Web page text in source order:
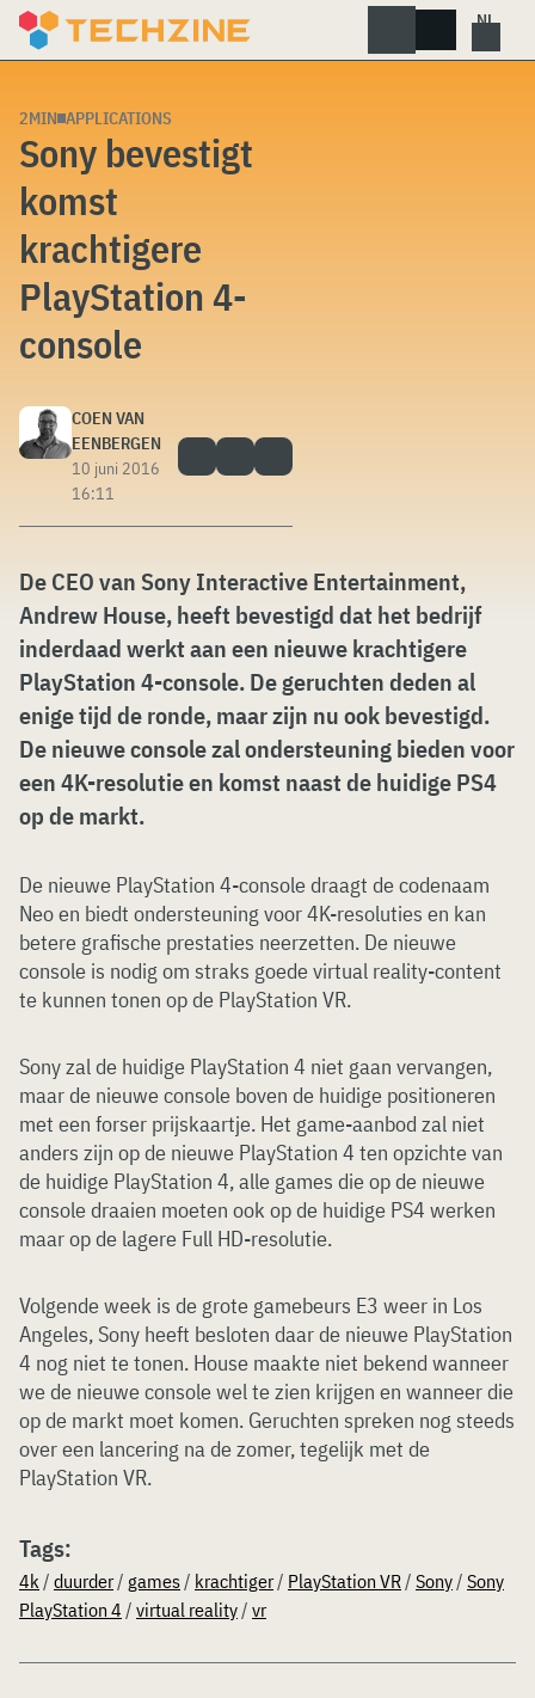
Skip
2MIN APPLICATIONS
Sony bevestigt
komst
krachtigere
PlayStation 4-
console
COEN VAN
EENBERGEN
10 juni 2016
16:11
De CEO van Sony Interactive Entertainment,
Andrew House, heeft bevestigd dat het bedrijf
inderdaad werkt aan een nieuwe krachtigere
PlayStation 4-console. De geruchten deden al
enige tijd de ronde, maar zijn nu ook bevestigd.
De nieuwe console zal ondersteuning bieden voor
een 4K-resolutie en komst naast de huidige PS4
op de markt.
De nieuwe PlayStation 4-console draagt de codenaam
Neo en biedt ondersteuning voor 4K-resoluties en kan
betere grafische prestaties neerzetten. De nieuwe
console is nodig om straks goede virtual reality-content
te kunnen tonen op de PlayStation VR.
Sony zal de huidige PlayStation 4 niet gaan vervangen,
maar de nieuwe console boven de huidige positioneren
met een forser prijskaartje. Het game-aanbod zal niet
anders zijn op de nieuwe PlayStation 4 ten opzichte van
de huidige PlayStation 4, alle games die op de nieuwe
console draaien moeten ook op de huidige PS4 werken
maar op de lagere Full HD-resolutie.
Volgende week is de grote gamebeurs E3 weer in Los
Angeles, Sony heeft besloten daar de nieuwe PlayStation
4 nog niet te tonen. House maakte niet bekend wanneer
we de nieuwe console wel te zien krijgen en wanneer die
op de markt moet komen. Geruchten spreken nog steeds
over een lancering na de zomer, tegelijk met de
PlayStation VR.
Tags:
4k/ duurder/ games/ krachtiger/ PlayStation VR/ Sony/ Sony
PlayStation 4 / virtual reality/ vr